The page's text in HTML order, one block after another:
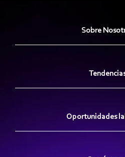
Sobre
Oportunidades